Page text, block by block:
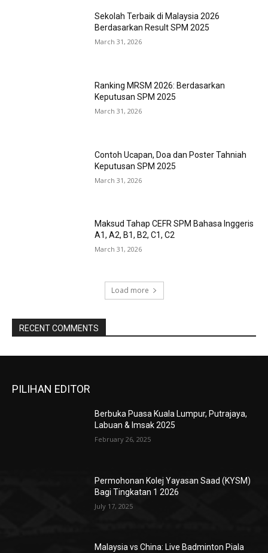
Sekolah Terbaik di Malaysia 2026
Berdasarkan Result SPM 2025
March 31, 2026
Ranking MRSM 2026: Berdasarkan
Keputusan SPM 2025
March 31, 2026
Contoh Ucapan, Doa dan Poster Tahniah
Keputusan SPM 2025
March 31, 2026
Maksud Tahap CEFR SPM Bahasa Inggeris
A1, A2, B1, B2, C1, C2
March 31, 2026
Load more
RECENT COMMENTS
PILIHAN EDITOR
Berbuka Puasa Kuala Lumpur, Putrajaya,
Labuan & Imsak 2025
February 26, 2025
Permohonan Kolej Yayasan Saad (KYSM)
Bagi Tingkatan 1 2026
July 17, 2025
Malaysia vs China: Live Badminton Piala